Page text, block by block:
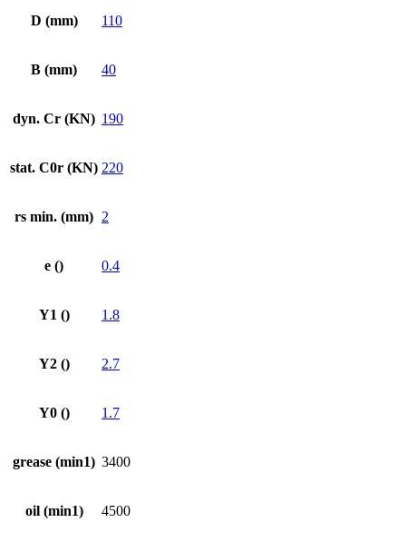
D (mm) 110
B (mm) 40
dyn. Cr (KN) 190
stat. C0r (KN) 220
rs min. (mm) 2
e () 0.4
Y1 () 1.8
Y2 () 2.7
Y0 () 1.7
grease (min1) 3400
oil (min1) 4500